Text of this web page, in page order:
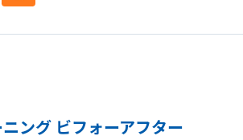
ング ビフォーアフター